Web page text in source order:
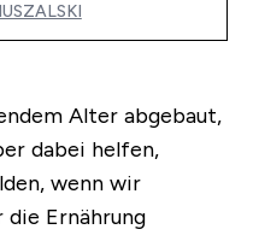
Alter abgebaut,
dabei helfen,
wenn wir
die Ernährung